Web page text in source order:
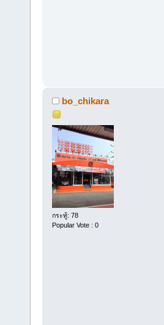
bo_chikara
กระทู้: 78
Popular Vote : 0